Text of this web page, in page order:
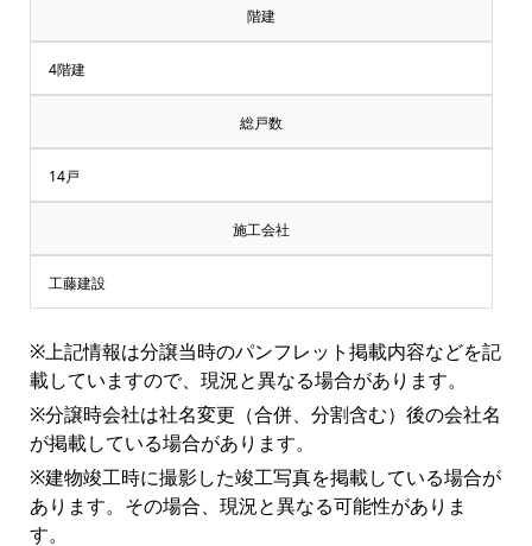
付
中
♪
マ
ン
シ
ョ
ン
階建
4階建
総戸数
14戸
施工会社
工藤建設
※上記情報は分譲当時のパンフレット掲載内容などを記
載していますので、現況と異なる場合があります。
※分譲時会社は社名変更（合併、分割含む）後の会社名
が掲載している場合があります。
※建物竣工時に撮影した竣工写真を掲載している場合が
あります。その場合、現況と異なる可能性がありま
す。